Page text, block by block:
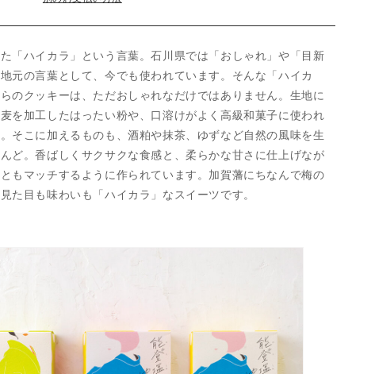
ー
(3
箱)
の
数
量
を
増
「ハイカラ」という言葉。石川県では「おしゃれ」や「目新
元の言葉として、今でも使われています。そんな「ハイカ
のクッキーは、ただおしゃれなだけではありません。生地に
を加工したはったい粉や、口溶けがよく高級和菓子に使われ
そこに加えるものも、酒粕や抹茶、ゆずなど自然の風味を生
ど。香ばしくサクサクな食感と、柔らかな甘さに仕上げなが
もマッチするように作られています。加賀藩にちなんで梅の
た目も味わいも「ハイカラ」なスイーツです。